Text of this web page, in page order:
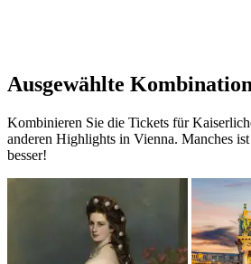
Ausgewählte
Kombinieren Sie die Tickets für
anderen Highlights in Vienna. Manches
besser!